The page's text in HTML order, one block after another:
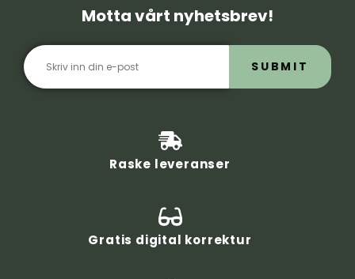
Motta vårt nyhetsbrev!
SUBMIT
Raske leveranser
Gratis digital korrektur